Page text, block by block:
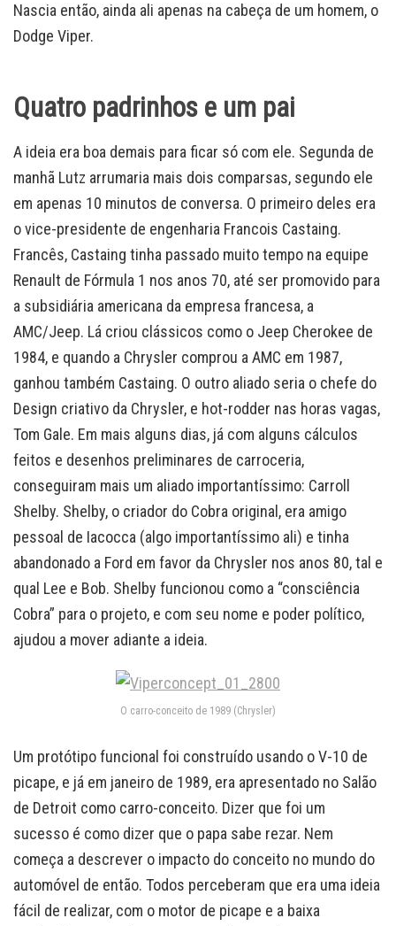
Nascia então, ainda ali apenas na cabeça de um homem, o
Dodge Viper.
Quatro padrinhos e um pai
A ideia era boa demais para ficar só com ele. Segunda de
manhã Lutz arrumaria mais dois comparsas, segundo ele
em apenas 10 minutos de conversa. O primeiro deles era
o vice-presidente de engenharia Francois Castaing.
Francês, Castaing tinha passado muito tempo na equipe
Renault de Fórmula 1 nos anos 70, até ser promovido para
a subsidiária americana da empresa francesa, a
AMC/Jeep. Lá criou clássicos como o Jeep Cherokee de
1984, e quando a Chrysler comprou a AMC em 1987,
ganhou também Castaing. O outro aliado seria o chefe do
Design criativo da Chrysler, e hot-rodder nas horas vagas,
Tom Gale. Em mais alguns dias, já com alguns cálculos
feitos e desenhos preliminares de carroceria,
conseguiram mais um aliado importantíssimo: Carroll
Shelby. Shelby, o criador do Cobra original, era amigo
pessoal de Iacocca (algo importantíssimo ali) e tinha
abandonado a Ford em favor da Chrysler nos anos 80, tal e
qual Lee e Bob. Shelby funcionou como a “consciência
Cobra” para o projeto, e com seu nome e poder político,
ajudou a mover adiante a ideia.
O carro-conceito de 1989 (Chrysler)
Um protótipo funcional foi construído usando o V-10 de
picape, e já em janeiro de 1989, era apresentado no Salão
de Detroit como carro-conceito. Dizer que foi um
sucesso é como dizer que o papa sabe rezar. Nem
começa a descrever o impacto do conceito no mundo do
automóvel de então. Todos perceberam que era uma ideia
fácil de realizar, com o motor de picape e a baixa